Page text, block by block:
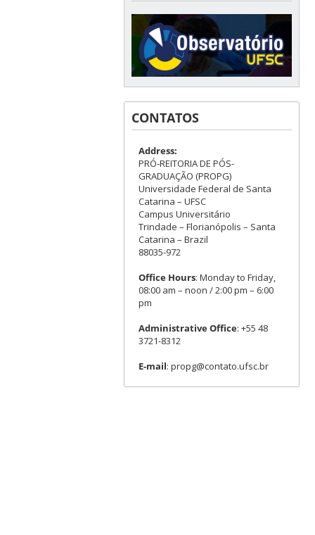
CONTATOS
Address:
PRÓ-REITORIA DE PÓS-
GRADUAÇÃO (PROPG)
Universidade Federal de Santa
Catarina – UFSC
Campus Universitário
Trindade – Florianópolis – Santa
Catarina – Brazil
88035-972
Office Hours: Monday to Friday,
08:00 am – noon / 2:00 pm – 6:00
pm
Administrative Office: +55 48
3721-8312
E-mail: propg@contato.ufsc.br